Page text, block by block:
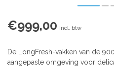
€999,00 Incl. btw
De LongFresh-vakken van de
aangepaste omgeving voor